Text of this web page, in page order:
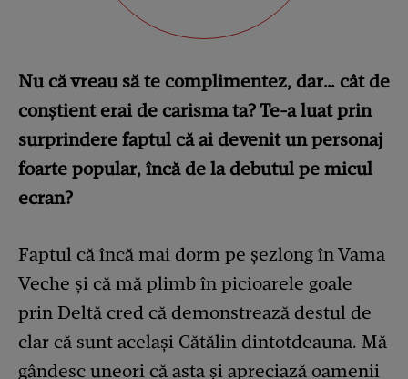
Nu că vreau să te complimentez, dar… cât de
conștient erai de carisma ta? Te-a luat prin
surprindere faptul că ai devenit un personaj
foarte popular, încă de la debutul pe micul
ecran?
Faptul că încă mai dorm pe șezlong în Vama
Veche și că mă plimb în picioarele goale
prin Deltă cred că demonstrează destul de
clar că sunt același Cătălin dintotdeauna. Mă
gândesc uneori că asta și apreciază oamenii